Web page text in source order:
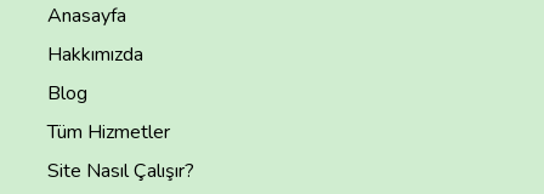
Anasayfa
Hakkımızda
Blog
Tüm Hizmetler
Site Nasıl Çalışır?